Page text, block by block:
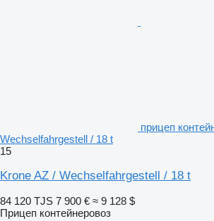
прицеп
Wechselfahrgestell / 18 t
15
Krone AZ / Wechselfahrgestell / 18 t
84 120 TJS 7 900 € ≈ 9 128 $
Прицеп контейнеровоз